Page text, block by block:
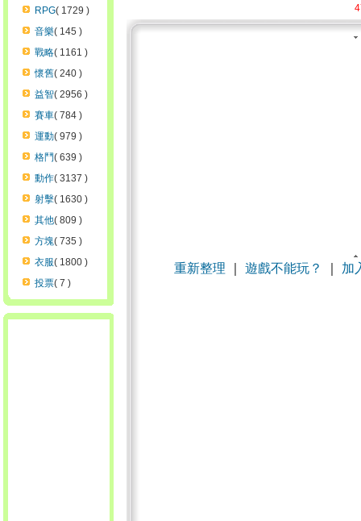
RPG( 1729 )
音樂( 145 )
戰略( 1161 )
懷舊( 240 )
益智( 2956 )
賽車( 784 )
運動( 979 )
格鬥( 639 )
動作( 3137 )
射擊( 1630 )
其他( 809 )
方塊( 735 )
衣服( 1800 )
投票( 7 )
重新整理 遊戲不能玩？ 加